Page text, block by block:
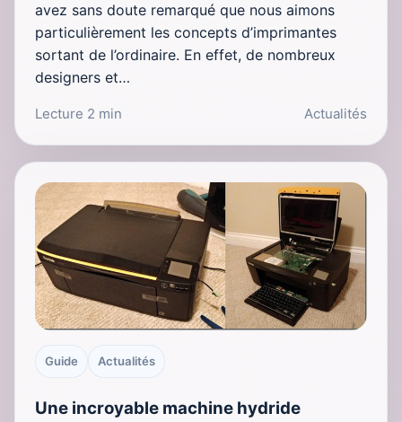
avez sans doute remarqué que nous aimons
particulièrement les concepts d’imprimantes
sortant de l’ordinaire. En effet, de nombreux
designers et…
Lecture 2 min Actualités
Guide Actualités
Une incroyable machine hydride